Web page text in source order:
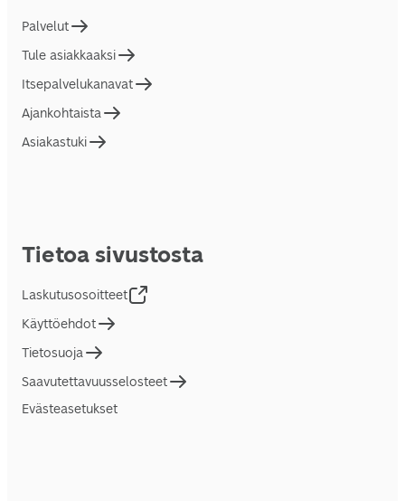
Palvelut
Tule asiakkaaksi
Itsepalvelukanavat
Ajankohtaista
Asiakastuki
Tietoa sivustosta
Laskutusosoitteet
Käyttöehdot
Tietosuoja
Saavutettavuusselosteet
Evästeasetukset